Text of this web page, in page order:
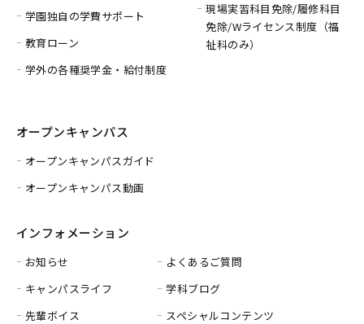
学園独自の学費サポート
教育ローン
学外の各種奨学金・給付制度
現場実習科目免除/履修科目
免除/Wライセンス制度（福
祉科のみ）
オープンキャンパス
オープンキャンパスガイド
オープンキャンパス動画
インフォメーション
お知らせ
キャンパスライフ
先輩ボイス
よくあるご質問
学科ブログ
スペシャルコンテンツ